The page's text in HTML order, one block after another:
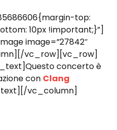
top:
10px !important;}”]
image=”27842″
vc_row][vc_row]
concerto è
con Clang
vc_column]